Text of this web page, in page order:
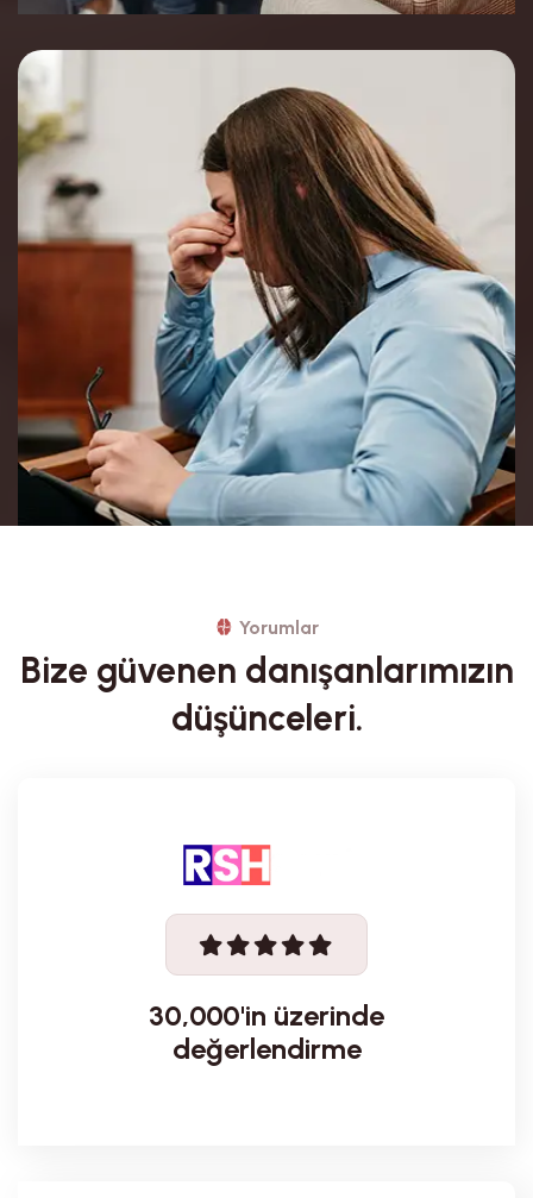
Yorumlar
Bize güvenen danışanlarımızın
düşünceleri.
30,000'in üzerinde
değerlendirme